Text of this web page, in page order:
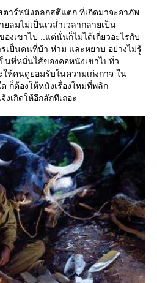
ตาร์หนังตลกสตึแตก ที่เกิดมาจะอาภัพ
ลมไม่เป็นเวล่ำเวลากลายเป็น
องเขาไป ..แต่นั่นก็ไม่ได้เกี่ยวอะไรกับ
เป็นคนที่บ้า ห่าม และหยาบ อย่างไม่รู้
นที่หมั่นไส้ของคอหนังเขาไปทั่ว
ห้คนดูยอมรับในความเก่งกาจ ใน
ก็ต้องให้หนังเรื่องใหม่ที่พลิก
เกิดให้อีกสักทีเถอะ